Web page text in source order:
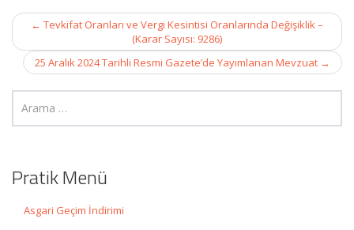
Post
navigation
← Tevkifat Oranları ve Vergi Kesintisi Oranlarında Değişiklik –
(Karar Sayısı: 9286)
25 Aralık 2024 Tarihli Resmi Gazete’de Yayımlanan Mevzuat →
Pratik Menü
Asgari Geçim İndirimi